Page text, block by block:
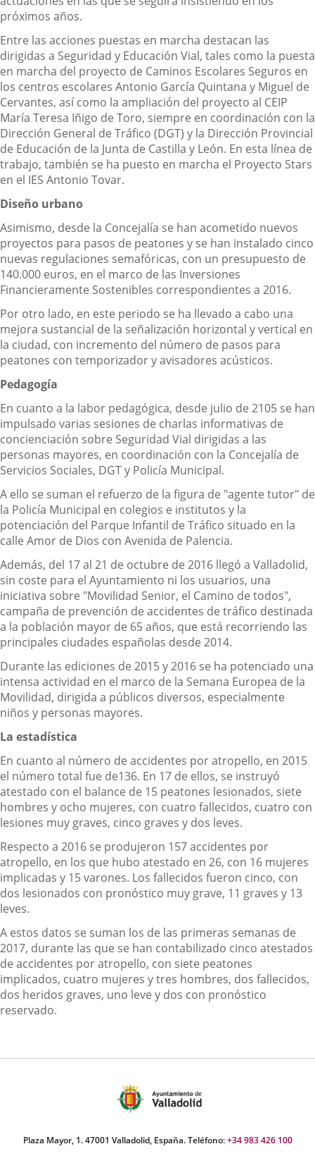
próximos años.
Entre las acciones puestas en marcha destacan las
dirigidas a Seguridad y Educación Vial, tales como la puesta
en marcha del proyecto de Caminos Escolares Seguros en
los centros escolares Antonio García Quintana y Miguel de
Cervantes, así como la ampliación del proyecto al CEIP
María Teresa Iñigo de Toro, siempre en coordinación con la
Dirección General de Tráfico (DGT) y la Dirección Provincial
de Educación de la Junta de Castilla y León. En esta línea de
trabajo, también se ha puesto en marcha el Proyecto Stars
en el IES Antonio Tovar.
Diseño urbano
Asimismo, desde la Concejalía se han acometido nuevos
proyectos para pasos de peatones y se han instalado cinco
nuevas regulaciones semafóricas, con un presupuesto de
140.000 euros, en el marco de las Inversiones
Financieramente Sostenibles correspondientes a 2016.
Por otro lado, en este periodo se ha llevado a cabo una
mejora sustancial de la señalización horizontal y vertical en
la ciudad, con incremento del número de pasos para
peatones con temporizador y avisadores acústicos.
Pedagogía
En cuanto a la labor pedagógica, desde julio de 2105 se han
impulsado varias sesiones de charlas informativas de
concienciación sobre Seguridad Vial dirigidas a las
personas mayores, en coordinación con la Concejalía de
Servicios Sociales, DGT y Policía Municipal.
A ello se suman el refuerzo de la figura de "agente tutor" de
la Policía Municipal en colegios e institutos y la
potenciación del Parque Infantil de Tráfico situado en la
calle Amor de Dios con Avenida de Palencia.
Además, del 17 al 21 de octubre de 2016 llegó a Valladolid,
sin coste para el Ayuntamiento ni los usuarios, una
iniciativa sobre "Movilidad Senior, el Camino de todos",
campaña de prevención de accidentes de tráfico destinada
a la población mayor de 65 años, que está recorriendo las
principales ciudades españolas desde 2014.
Durante las ediciones de 2015 y 2016 se ha potenciado una
intensa actividad en el marco de la Semana Europea de la
Movilidad, dirigida a públicos diversos, especialmente
niños y personas mayores.
La estadística
En cuanto al número de accidentes por atropello, en 2015
el número total fue de136. En 17 de ellos, se instruyó
atestado con el balance de 15 peatones lesionados, siete
hombres y ocho mujeres, con cuatro fallecidos, cuatro con
lesiones muy graves, cinco graves y dos leves.
Respecto a 2016 se produjeron 157 accidentes por
atropello, en los que hubo atestado en 26, con 16 mujeres
implicadas y 15 varones. Los fallecidos fueron cinco, con
dos lesionados con pronóstico muy grave, 11 graves y 13
leves.
A estos datos se suman los de las primeras semanas de
2017, durante las que se han contabilizado cinco atestados
de accidentes por atropello, con siete peatones
implicados, cuatro mujeres y tres hombres, dos fallecidos,
dos heridos graves, uno leve y dos con pronóstico
reservado.
Plaza Mayor, 1. 47001 Valladolid, España. Teléfono:+34 983 426 100